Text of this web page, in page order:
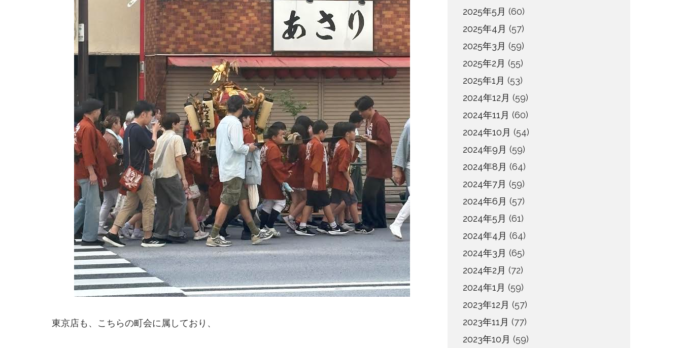
東京店も、こちらの町会に属しており、
2025年5月 (60)
2025年4月 (57)
2025年3月 (59)
2025年2月 (55)
2025年1月 (53)
2024年12月 (59)
2024年11月 (60)
2024年10月 (54)
2024年9月 (59)
2024年8月 (64)
2024年7月 (59)
2024年6月 (57)
2024年5月 (61)
2024年4月 (64)
2024年3月 (65)
2024年2月 (72)
2024年1月 (59)
2023年12月 (57)
2023年11月 (77)
2023年10月 (59)